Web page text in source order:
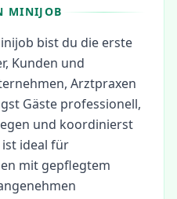
MINIJOB
bist du die erste
Kunden und
Arztpraxen
Gäste professionell,
und koordinierst
ideal für
mit gepflegtem